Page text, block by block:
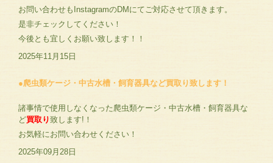
お問い合わせもInstagramのDMにてご対応させて頂きます。
是非チェックしてください！
今後とも宜しくお願い致します！！
2025年11月15日
●爬虫類ケージ・中古水槽・飼育器具など買取り致します！
諸事情で使用しなくなった爬虫類ケージ・中古水槽・飼育器具な
ど買取り致します!！
お気軽にお問い合わせください！
2025年09月28日